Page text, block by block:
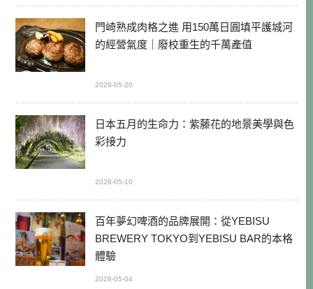
門崎熟成肉格之進 用150萬日圓填平護城河
的經營氣度｜廢校重生的千萬產值
2026-05-20
日本五月的生命力：紫藤花的地景美學與色
彩接力
2026-05-10
百年夢幻啤酒的品牌展開：從YEBISU
BREWERY TOKYO到YEBISU BAR的本格
體驗
2026-05-04